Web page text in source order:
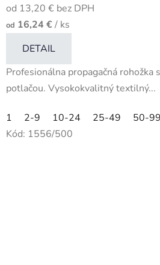
od 13,20 € bez DPH
od 16,24 €/ ks
DETAIL
Profesionálna propagačná rohožka
potlačou. Vysokokvalitný textilný...
1 2-9 10-24 25-49 50-99
Kód: 1556/500